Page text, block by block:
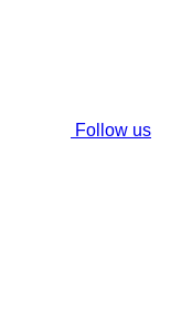
Follow us